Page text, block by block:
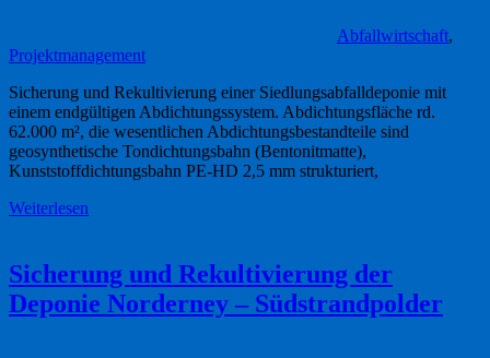
Abfallwirtschaft,
Projektmanagement
Sicherung und Rekultivierung einer Siedlungsabfalldeponie mit
einem endgültigen Abdichtungssystem. Abdichtungsfläche rd.
62.000 m², die wesentlichen Abdichtungsbestandteile sind
geosynthetische Tondichtungsbahn (Bentonitmatte),
Kunststoffdichtungsbahn PE-HD 2,5 mm strukturiert,
Weiterlesen
Sicherung und Rekultivierung der
Deponie Norderney – Südstrandpolder